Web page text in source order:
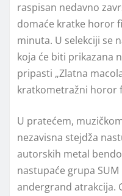
raspisan nedavno
domaće kratke horor
minuta. U selekciji se
koja će biti prikazana
pripasti „Zlatna
kratkometražni horor
U pratećem,
nezavisna stejdža
autorskih metal
nastupaće grupa SUM
andergrand atrakcija.